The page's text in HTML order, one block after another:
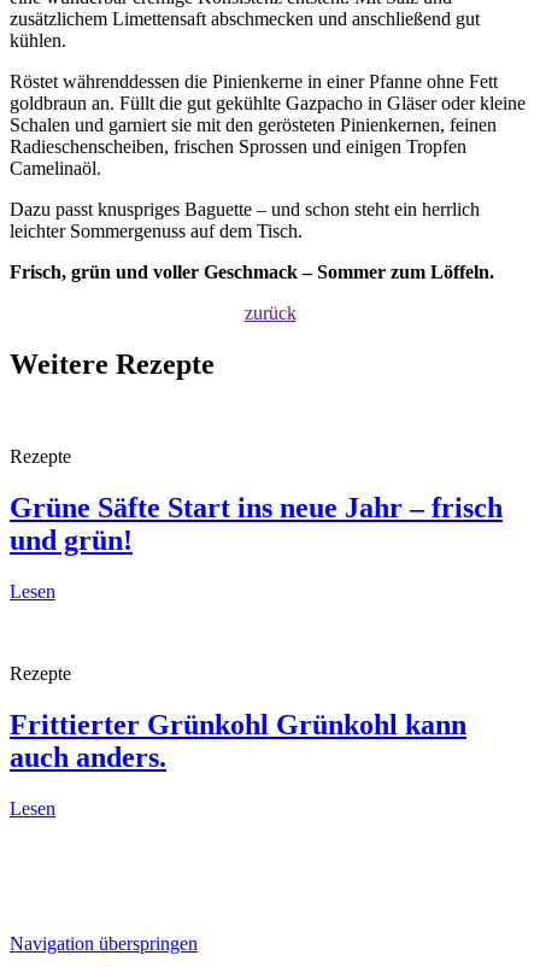
zusätzlichem Limettensaft abschmecken und anschließend gut
kühlen.
Röstet währenddessen die Pinienkerne in einer Pfanne ohne Fett
goldbraun an. Füllt die gut gekühlte Gazpacho in Gläser oder kleine
Schalen und garniert sie mit den gerösteten Pinienkernen, feinen
Radieschenscheiben, frischen Sprossen und einigen Tropfen
Camelinaöl.
Dazu passt knuspriges Baguette – und schon steht ein herrlich
leichter Sommergenuss auf dem Tisch.
Frisch, grün und voller Geschmack – Sommer zum Löffeln.
zurück
Weitere Rezepte
Rezepte
Grüne Säfte Start ins neue Jahr – frisch
und grün!
Lesen
Rezepte
Frittierter Grünkohl Grünkohl kann
auch anders.
Lesen
Navigation überspringen